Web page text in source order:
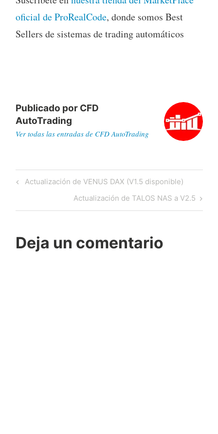
oficial de ProRealCode, donde somos Best
Sellers de sistemas de trading automáticos
Publicado por CFD
AutoTrading
Ver todas las entradas de CFD AutoTrading
Navegación
Previous
Actualización de VENUS DAX (V1.5 disponible)
Next
Post
Actualización de TALOS NAS a V2.5
Deja un comentario